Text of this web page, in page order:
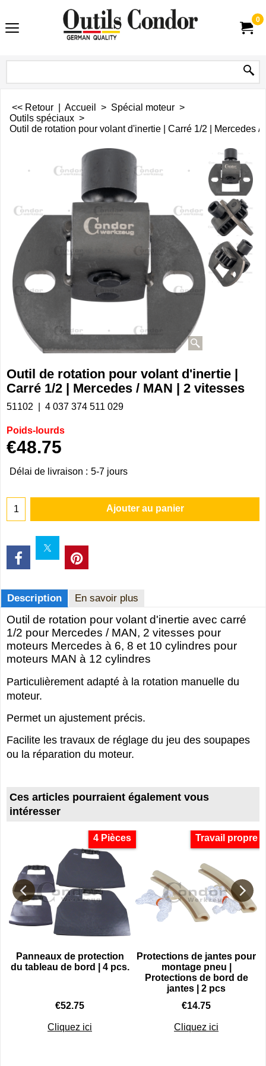
0
<< Retour Accueil > Spécial moteur >
Outils spéciaux >
Outil de rotation pour volant d'inertie | Carré 1/2 | Mercedes /
Outil de rotation pour volant d'inertie |
Carré 1/2 | Mercedes / MAN | 2 vitesses
51102 4 037 374 511 029
Poids-lourds
€48.75
Délai de livraison : 5-7 jours
Ajouter au panier
Description En savoir plus
Outil de rotation pour volant d'inertie avec carré
1/2 pour Mercedes / MAN, 2 vitesses pour
moteurs Mercedes à 6, 8 et 10 cylindres pour
moteurs MAN à 12 cylindres
Particulièrement adapté à la rotation manuelle du
moteur.
Permet un ajustement précis.
Facilite les travaux de réglage du jeu des soupapes
ou la réparation du moteur.
Ces articles pourraient également vous
intéresser
4 Pièces
Panneaux de protection
du tableau de bord | 4 pcs.
€52.75
Cliquez ici
Travail propre
Protections de jantes pour
montage pneu |
Protections de bord de
jantes | 2 pcs
€14.75
Cliquez ici